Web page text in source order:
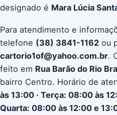
designado é Mara Lúcia
Para atendimento e
telefone (38) 3841-1162 ou
cartorio1of@yahoo.com.br.
feito em Rua Barão do Rio
bairro Centro. Horário de
às 13:00 · Terça: 08:00 às
Quarta: 08:00 às 12:00 e